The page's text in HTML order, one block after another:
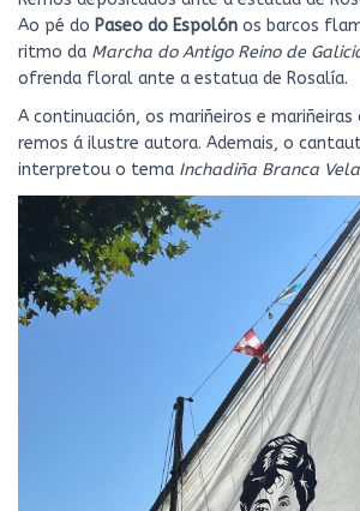
Ao pé do Paseo do Espolón os barcos
ritmo da Marcha do Antigo Reino de
ofrenda floral ante a estatua de Rosalía.
A continuación, os mariñeiros e
remos á ilustre autora. Ademais, o
interpretou o tema Inchadiña Branca Vela